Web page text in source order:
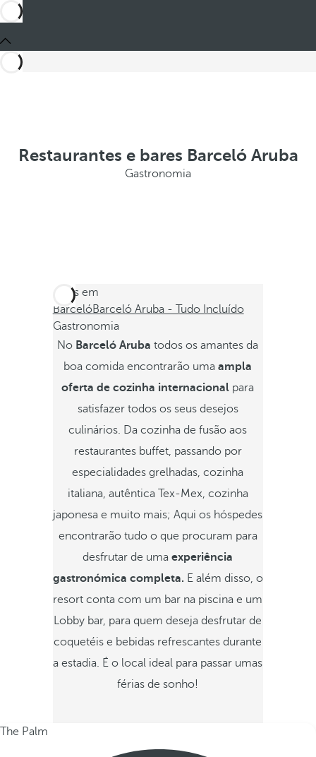
Restaurantes e bares Barceló Aruba
Gastronomia
Estes em
BarcelóBarceló Aruba - Tudo Incluído
Gastronomia
No Barceló Arubatodos os amantes da
boa comida encontrarão umaampla
oferta de cozinha internacional para
satisfazer todos os seus desejos
culinários. Da cozinha de fusão aos
restaurantes buffet, passando por
especialidades grelhadas, cozinha
italiana, autêntica Tex-Mex, cozinha
japonesa e muito mais; Aqui os hóspedes
encontrarão tudo o que procuram para
desfrutar de umaexperiência
gastronómica completa. E além disso, o
resort conta com um bar na piscina e um
Lobby bar, para quem deseja desfrutar de
coquetéis e bebidas refrescantes durante
a estadia. É o local ideal para passar umas
férias de sonho!
The Palm